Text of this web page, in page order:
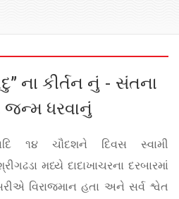
ના કીર્તન નું - સંતના
જન્મ ધરવાનું
૧૪ ચૌદશને દિવસ સ્વામી
મધ્યે દાદાખાચરના દરબારમાં
વિરાજમાન હતા અને સર્વ શ્વેત